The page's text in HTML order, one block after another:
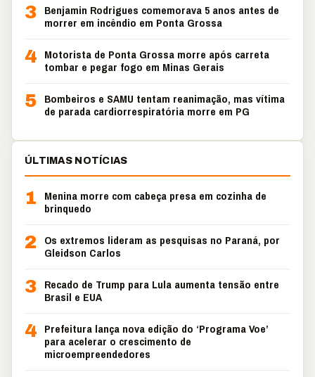
3 Benjamin Rodrigues comemorava 5 anos antes de
morrer em incêndio em Ponta Grossa
4 Motorista de Ponta Grossa morre após carreta
tombar e pegar fogo em Minas Gerais
5 Bombeiros e SAMU tentam reanimação, mas vítima
de parada cardiorrespiratória morre em PG
ÚLTIMAS NOTÍCIAS
1
Menina morre com cabeça presa em cozinha de
brinquedo
2
Os extremos lideram as pesquisas no Paraná, por
Gleidson Carlos
3 Recado de Trump para Lula aumenta tensão entre
Brasil e EUA
4 Prefeitura lança nova edição do ‘Programa Voe’
para acelerar o crescimento de
microempreendedores